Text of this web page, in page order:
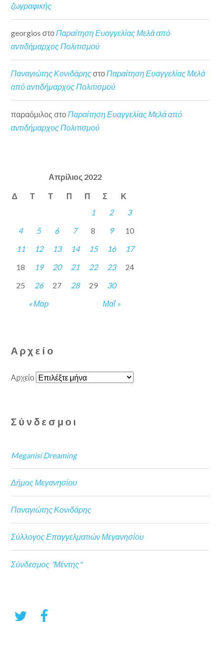
ζωγραφικής
georgios στοΠαραίτηση Ευαγγελίας Μελά από
αντιδήμαρχος Πολιτισμού
Παναγιώτης ΚονιδάρηςστοΠαραίτηση Ευαγγελίας Μελά
από αντιδήμαρχος Πολιτισμού
παραόμιλος στο Παραίτηση Ευαγγελίας Μελά από
αντιδήμαρχος Πολιτισμού
Απρίλιος 2022
Δ Τ Τ Π Π Σ Κ
« Μαρ Μαΐ »
1 2
3
4
5 6 7 8 9
10
11
12 13 14 15 16
17
18
19 20 21 22 23
24
25
26 27 28 29 30
Αρχείο
Αρχείο
Σύνδεσμοι
Meganisi Dreaming
Δήμος Μεγανησίου
Παναγιώτης Κονιδάρης
Σύλλογος Επαγγελματιών Μεγανησίου
Σύνδεσμος "Μέντης"